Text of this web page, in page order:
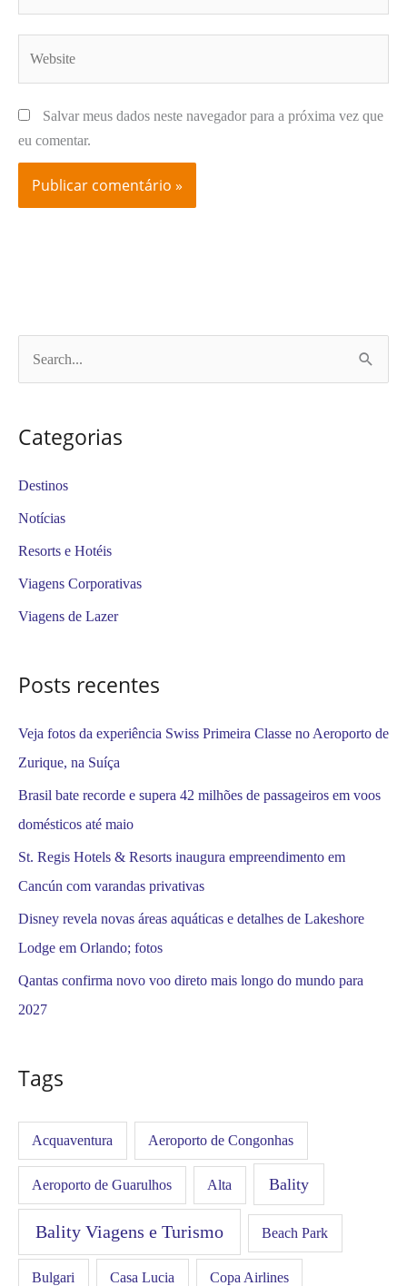
Salvar meus dados neste navegador para a próxima vez que
eu comentar.
q
u
i
p
r
Categorias
Destinos
Notícias
Resorts e Hotéis
Viagens Corporativas
Viagens de Lazer
Posts recentes
Veja fotos da experiência Swiss Primeira Classe no Aeroporto de
Zurique, na Suíça
Brasil bate recorde e supera 42 milhões de passageiros em voos
domésticos até maio
St. Regis Hotels & Resorts inaugura empreendimento em
Cancún com varandas privativas
Disney revela novas áreas aquáticas e detalhes de Lakeshore
Lodge em Orlando; fotos
Qantas confirma novo voo direto mais longo do mundo para
2027
Tags
Acquaventura Aeroporto de Congonhas
Aeroporto de Guarulhos Alta Bality
Bality Viagens e Turismo Beach Park
Bulgari Casa Lucia Copa Airlines